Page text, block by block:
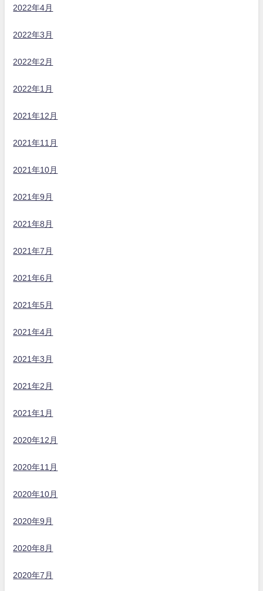
2022年4月
2022年3月
2022年2月
2022年1月
2021年12月
2021年11月
2021年10月
2021年9月
2021年8月
2021年7月
2021年6月
2021年5月
2021年4月
2021年3月
2021年2月
2021年1月
2020年12月
2020年11月
2020年10月
2020年9月
2020年8月
2020年7月